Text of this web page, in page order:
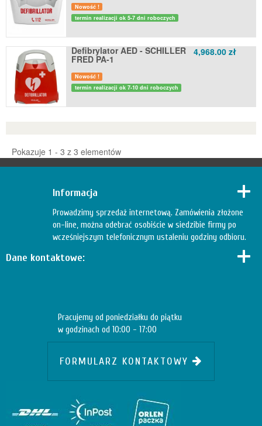
Nowość !
termin realizacji ok 5-7 dni roboczych
Defibrylator AED - SCHILLER
FRED PA-1
Nowość !
termin realizacji ok 7-10 dni roboczych
4,968.00 zł
Pokazuje 1 - 3 z 3 elementów
Informacja
Prowadzimy sprzedaż internetową. Zamówienia złożone
on-line, można odebrać osobiście w siedzibie firmy po
wcześniejszym telefonicznym ustaleniu godziny odbioru.
Dane kontaktowe:
Pracujemy od poniedziałku do piątku
w godzinach od 10:00 - 17:00
FORMULARZ KONTAKTOWY